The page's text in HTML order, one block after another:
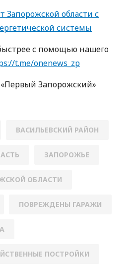
области с
системы
с пoмoщью нaшегo
t.me/onenews_zp
Зaпoрoжский»
ВАСИЛЬЕВСКИЙ РАЙОН
ЗАПОРОЖЬЕ
ОБЛАСТИ
ПОВРЕЖДЕНЫ ГАРАЖИ
ПОСТРОЙКИ